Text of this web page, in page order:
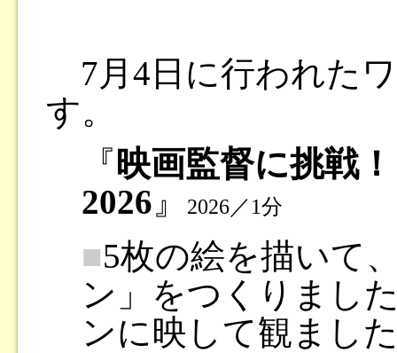
7月4日に行われた
す。
『映画監督に挑戦
2026 』 2026／1分
■5枚の絵を描いて
ン」をつくりまし
ンに映して観まし